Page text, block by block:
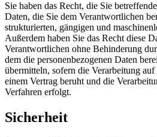
Sie haben das Recht, die Sie
Daten, die Sie dem Verantwortlichen
strukturierten, gängigen und
Außerdem haben Sie das Recht diese
Verantwortlichen ohne Behinderung
dem die personenbezogenen Daten
übermitteln, sofern die Verarbeitung
einem Vertrag beruht und die
Verfahren erfolgt.
Sicherheit